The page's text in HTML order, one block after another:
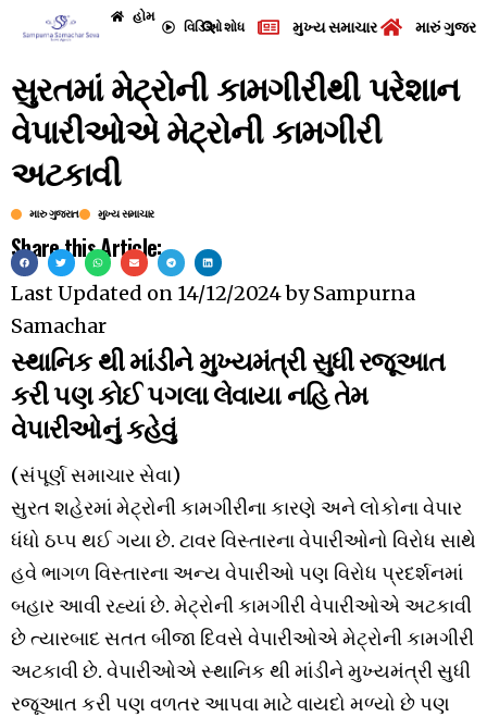
હોમ
વિડિઓશોધ મુખ્ય સમાચાર મારું
સુરતમાં મેટ્રોની કામગીરીથી પરેશાન
વેપારીઓએ મેટ્રોની કામગીરી
અટકાવી
મારુ ગુજરાત મુખ્ય સમાચાર
Share this Article:
Last Updated on 14/12/2024bySampurna
Samachar
સ્થાનિક થી માંડીને મુખ્યમંત્રી સુધી રજૂઆત
કરી પણ કોઈ પગલા લેવાયા નહિ તેમ
વેપારીઓનું કહેવું
(સંપૂર્ણ સમાચાર સેવા)
સુરત શહેરમાં મેટ્રોની કામગીરીના કારણે અને લોકોના વેપાર
ધંધો ઠપ્પ થઈ ગયા છે. ટાવર વિસ્તારના વેપારીઓનો વિરોધ સાથે
હવે ભાગળ વિસ્તારના અન્ય વેપારીઓ પણ વિરોધ પ્રદર્શનમાં
બહાર આવી રહ્યાં છે. મેટ્રોની કામગીરી વેપારીઓએ અટકાવી
છે ત્યારબાદ સતત બીજા દિવસે વેપારીઓએ મેટ્રોની કામગીરી
અટકાવી છે. વેપારીઓએ સ્થાનિક થી માંડીને મુખ્યમંત્રી સુધી
રજૂઆત કરી પણ વળતર આપવા માટે વાયદો મળ્યો છે પણ